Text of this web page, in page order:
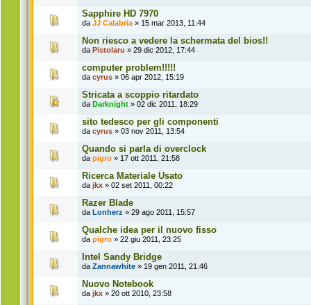
Sapphire HD 7970
da JJ Calabria » 15 mar 2013, 11:44
Non riesco a vedere la schermata del bios!!
da Pistolaru » 29 dic 2012, 17:44
computer problem!!!!!
da cyrus » 06 apr 2012, 15:19
Stricata a scoppio ritardato
da Darknight » 02 dic 2011, 18:29
sito tedesco per gli componenti
da cyrus » 03 nov 2011, 13:54
Quando si parla di overclock
da pigro » 17 ott 2011, 21:58
Ricerca Materiale Usato
da jkx » 02 set 2011, 00:22
Razer Blade
da Lonherz » 29 ago 2011, 15:57
Qualche idea per il nuovo fisso
da pigro » 22 giu 2011, 23:25
Intel Sandy Bridge
da Zannawhite » 19 gen 2011, 21:46
Nuovo Notebook
da jkx » 20 ott 2010, 23:58